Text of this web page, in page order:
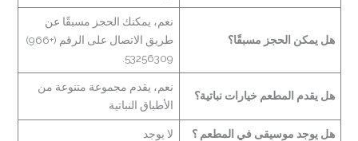
هل يمكن الحجز مسبقًا؟
نعم، يمكنك الحجز مسبقًا عن
طريق الاتصال على الرقم (+966)
53256309.
هل يقدم المطعم خيارات نباتية؟
نعم، يقدم مجموعة متنوعة من
الأطباق النباتية
هل يوجد موسيقى في المطعم ؟ لا يوجد